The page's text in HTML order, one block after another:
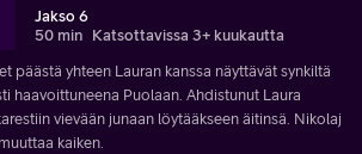
Jakso 6
50 min Katsottavissa 3+ kuukautta
päästä yhteen Lauran kanssa näyttävät synkiltä
haavoittuneena Puolaan. Ahdistunut Laura
vievään junaan löytääkseen äitinsä. Nikolaj
kaiken.